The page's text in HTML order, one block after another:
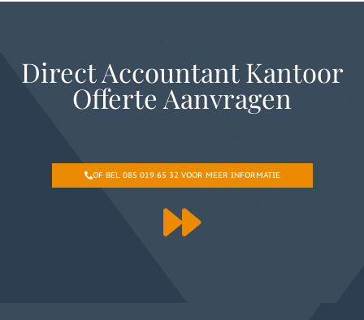
Direct Accountant Kantoor
Offerte Aanvragen
OF BEL 085 019 65 32 VOOR MEER INFORMATIE